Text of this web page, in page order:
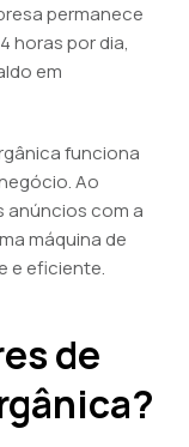
permanece
horas por dia,
em
funciona
Ao
anúncios com a
máquina de
e eficiente.
de